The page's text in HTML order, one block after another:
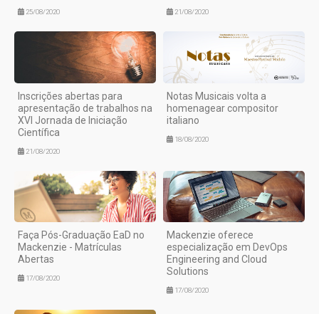
25/08/2020 21/08/2020
Inscrições abertas para
apresentação de trabalhos na
XVI Jornada de Iniciação
Científica
21/08/2020
Notas Musicais volta a
homenagear compositor
italiano
18/08/2020
Faça Pós-Graduação EaD no
Mackenzie - Matrículas
Abertas
17/08/2020
Mackenzie oferece
especialização em DevOps
Engineering and Cloud
Solutions
17/08/2020